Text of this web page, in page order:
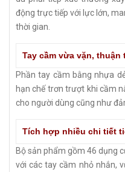
động trực tiếp với lực lớn,
thời gian.
Tay cầm vừa vặn,
Phần tay cầm bằng nhựa
hạn chế trơn trượt khi cầm
cho người dùng cũng như
Tích hợp nhiều chi tiết
Bộ sản phẩm gồm 46 dụng
với các tay cầm nhỏ nhắn,